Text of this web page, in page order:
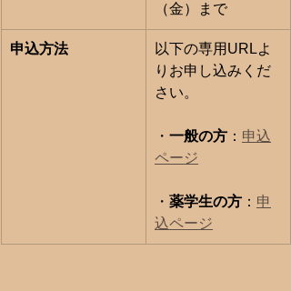
（金）まで
申込方法
以下の専用URLよ
りお申し込みくだ
さい。
・ 一般の方 ： 申込
ページ
・ 薬学生の方 ： 申
込ページ